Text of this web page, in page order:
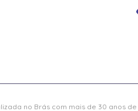
no Brás com mais de 30 anos